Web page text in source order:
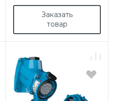
ПОЛИУРЕТАНЗаказать
товар